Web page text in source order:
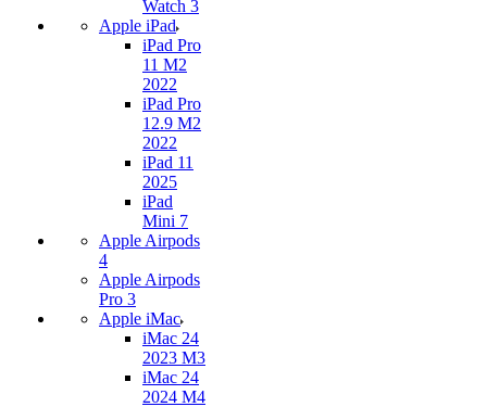
Watch 3
Apple iPad
iPad Pro
11 M2
2022
iPad Pro
12.9 M2
2022
iPad 11
2025
iPad
Mini 7
Apple Airpods
4
Apple Airpods
Pro 3
Apple iMac
iMac 24
2023 M3
iMac 24
2024 M4